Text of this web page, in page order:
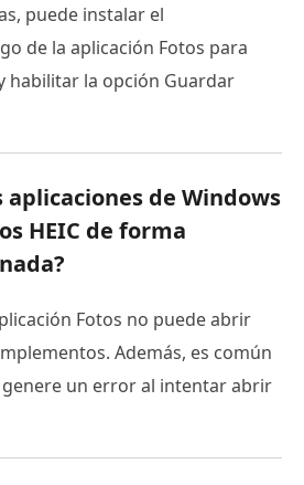
puede instalar el
de la aplicación Fotos para
habilitar la opción Guardar
aplicaciones de Windows
HEIC de forma
Fotos no puede abrir
Además, es común
un error al intentar abrir